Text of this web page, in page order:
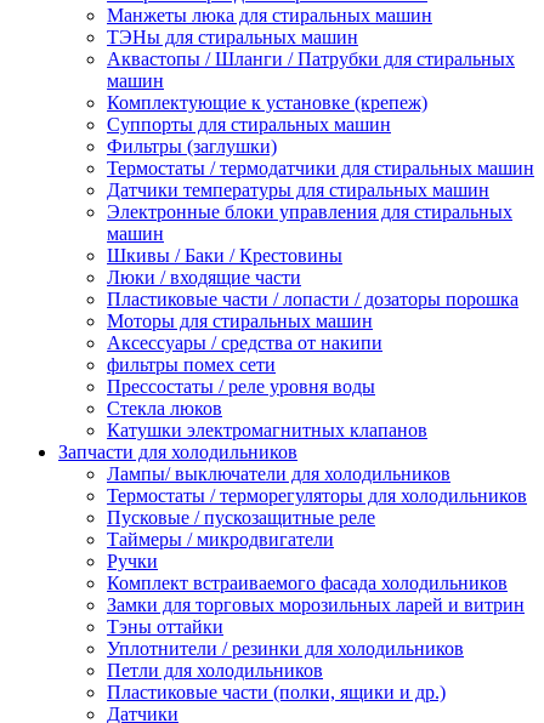
Манжеты люка для стиральных машин
ТЭНы для стиральных машин
Аквастопы / Шланги / Патрубки для стиральных
машин
Комплектующие к установке (крепеж)
Суппорты для стиральных машин
Фильтры (заглушки)
Термостаты / термодатчики для стиральных машин
Датчики температуры для стиральных машин
Электронные блоки управления для стиральных
машин
Шкивы / Баки / Крестовины
Люки / входящие части
Пластиковые части / лопасти / дозаторы порошка
Моторы для стиральных машин
Аксессуары / средства от накипи
фильтры помех сети
Прессостаты / реле уровня воды
Стекла люков
Катушки электромагнитных клапанов
Запчасти для холодильников
Лампы/ выключатели для холодильников
Термостаты / терморегуляторы для холодильников
Пусковые / пускозащитные реле
Таймеры / микродвигатели
Ручки
Комплект встраиваемого фасада холодильников
Замки для торговых морозильных ларей и витрин
Тэны оттайки
Уплотнители / резинки для холодильников
Петли для холодильников
Пластиковые части (полки, ящики и др.)
Датчики